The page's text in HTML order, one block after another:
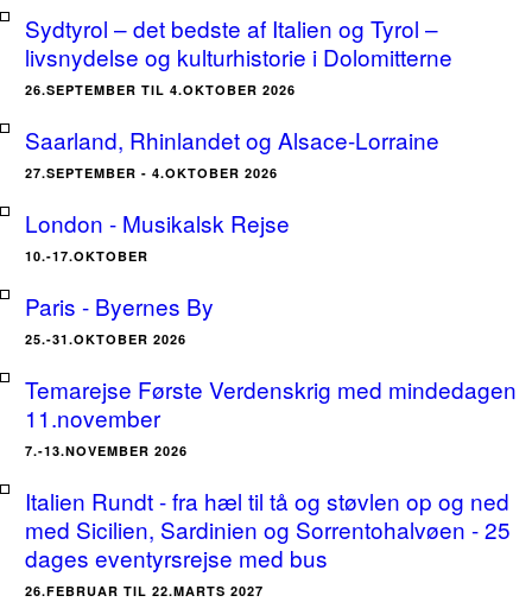
Sydtyrol – det bedste af Italien og Tyrol –
livsnydelse og kulturhistorie i Dolomitterne
26.SEPTEMBER TIL 4.OKTOBER 2026
Saarland, Rhinlandet og Alsace-Lorraine
27.SEPTEMBER - 4.OKTOBER 2026
London - Musikalsk Rejse
10.-17.OKTOBER
Paris - Byernes By
25.-31.OKTOBER 2026
Temarejse Første Verdenskrig med mindedagen
11.november
7.-13.NOVEMBER 2026
Italien Rundt - fra hæl til tå og støvlen op og ned
med Sicilien, Sardinien og Sorrentohalvøen - 25
dages eventyrsrejse med bus
26.FEBRUAR TIL 22.MARTS 2027